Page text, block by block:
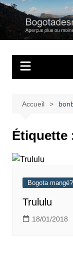
Aller
contenu
Regards personnels
Accueil
Étiquette
Bogota mangé?
Trululu
18/01/2018